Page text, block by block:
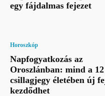
egy fájdalmas fejezet
Horoszkóp
Napfogyatkozás az
Oroszlánban: mind a 12
csillagjegy életében új
kezdődhet